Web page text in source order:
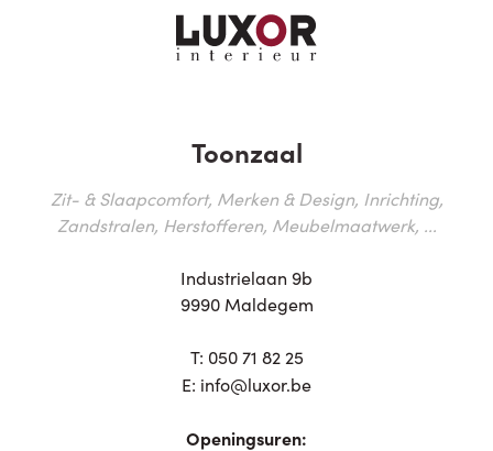
Toonzaal
Zit- & Slaapcomfort, Merken & Design, Inrichting,
Zandstralen, Herstofferen, Meubelmaatwerk, ...
Industrielaan 9b
9990 Maldegem
T: 050 71 82 25
E: info@luxor.be
Openingsuren: